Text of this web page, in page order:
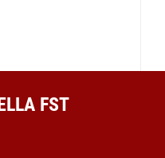
FST